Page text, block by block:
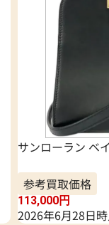
サンローラン ベ
参考買取価格
113,000円
2026年6月28日